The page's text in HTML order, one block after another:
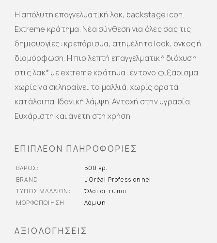
Η απόλυτη επαγγελματική λακ, backstage icon.
Extreme κράτημα. Νέα σύνθεση για όλες σας τις
δημιουργίες: κρεπάρισμα, ατημέλητο look, όγκος ή
διαμόρφωση. Η πιο λεπτή επαγγελματική διάχυση
στις λακ* με extreme κράτημα: έντονο φιξάρισμα
χωρίς να σκληραίνει τα μαλλιά, χωρίς ορατά
κατάλοιπα. Ιδανική λάμψη. Αντοχή στην υγρασία.
Ευχάριστη και άνετη στη χρήση.
ΕΠΙΠΛΈΟΝ ΠΛΗΡΟΦΟΡΊΕΣ
ΒΆΡΟΣ
500 γρ.
BRAND
L'Oréal Professionnel
ΤΎΠΟΣ ΜΑΛΛΙΏΝ
Όλοι οι τύποι
ΜΟΡΦΟΠΟΊΗΣΗ
Λάμψη
ΑΞΙΟΛΟΓΉΣΕΙΣ